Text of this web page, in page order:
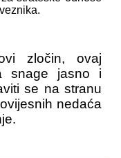
zločin, ovaj
snage jasno i
se na stranu
nedaća